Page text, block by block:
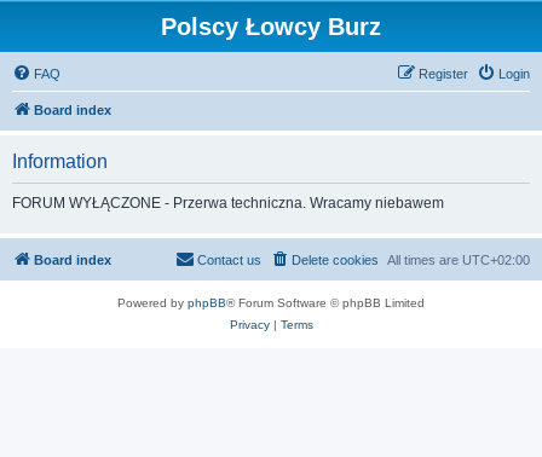
Polscy Łowcy Burz
FAQ Login
Register
Board index
Information
FORUM WYŁĄCZONE - Przerwa techniczna. Wracamy niebawem
Board index All times are UTC+02:00
Delete cookies
Contact us
Powered by phpBB® Forum Software © phpBB Limited
Privacy| Terms